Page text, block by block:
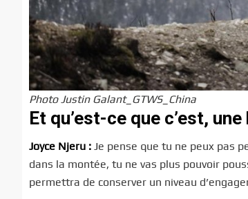
Photo Justin Galant_GTWS_China
Et qu’est-ce que c’est,
Joyce Njeru : Je pense que tu ne peux pas
dans la montée, tu ne vas plus pouvoir
permettra de conserver un niveau